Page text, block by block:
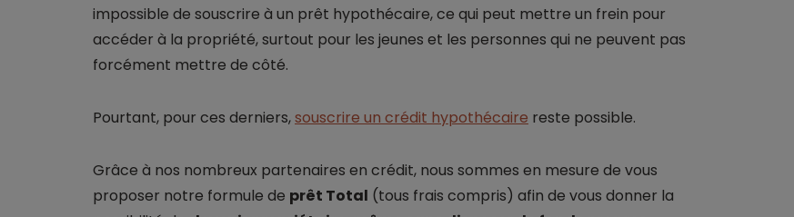
impossible de souscrire à un prêt hypothécaire, ce qui peut mettre un frein pour
accéder à la propriété, surtout pour les jeunes et les personnes qui ne peuvent pas
forcément mettre de côté.
Pourtant, pour ces derniers,souscrire un crédit hypothécaire reste possible.
Grâce à nos nombreux partenaires en crédit, nous sommes en mesure de vous
proposer notre formule de prêt Total (tous frais compris) afin de vous donner la